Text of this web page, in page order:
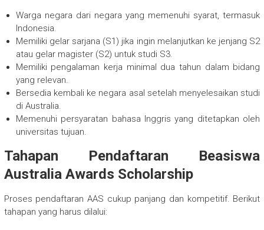
Warga negara dari negara yang memenuhi syarat, termasuk
Indonesia.
Memiliki gelar sarjana (S1) jika ingin melanjutkan ke jenjang S2
atau gelar magister (S2) untuk studi S3.
Memiliki pengalaman kerja minimal dua tahun dalam bidang
yang relevan.
Bersedia kembali ke negara asal setelah menyelesaikan studi
di Australia.
Memenuhi persyaratan bahasa Inggris yang ditetapkan oleh
universitas tujuan.
Tahapan Pendaftaran Beasiswa
Australia Awards Scholarship
Proses pendaftaran AAS cukup panjang dan kompetitif. Berikut
tahapan yang harus dilalui: